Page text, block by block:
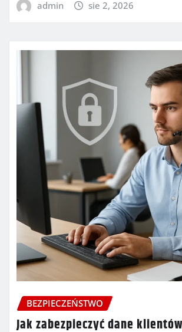
admin sie 2, 2026
BEZPIECZEŃSTWO
Jak zabezpieczyć dane